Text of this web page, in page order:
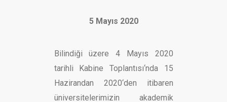
5 Mayıs 2020
Bilindiği üzere 4 Mayıs 2020
tarihli Kabine Toplantısı‘nda 15
Hazirandan 2020‘den itibaren
üniversitelerimizin akademik